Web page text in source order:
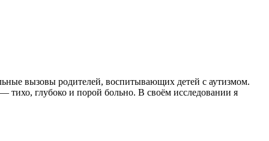
вызовы родителей, воспитывающих детей с аутизмом.
— тихо, глубоко и порой больно. В своём исследовании я